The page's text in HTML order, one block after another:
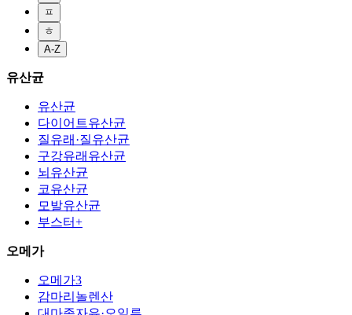
ㅍ
ㅎ
A-Z
유산균
유산균
다이어트유산균
질유래·질유산균
구강유래유산균
뇌유산균
코유산균
모발유산균
부스터+
오메가
오메가3
감마리놀렌산